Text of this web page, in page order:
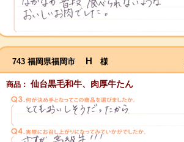
743 福岡県福岡市 H 様
商品： 仙台黒毛和牛、肉厚牛たん